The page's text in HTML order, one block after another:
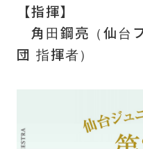
【指揮】
角田鋼亮（仙台
団 指揮者）